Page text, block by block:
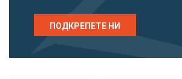
ПОДКРЕПЕТЕ НИ